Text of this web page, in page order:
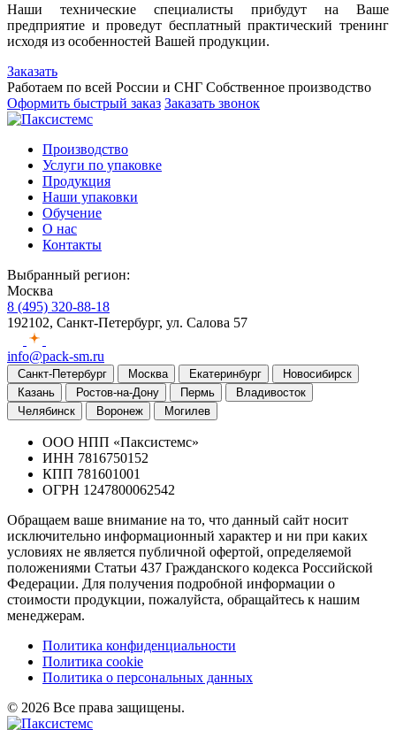
Наши технические специалисты прибудут на Ваше
предприятие и проведут бесплатный практический тренинг
исходя из особенностей Вашей продукции.
Заказать
Работаем по всей России и СНГ Собственное производство
Оформить быстрый заказ Заказать звонок
Производство
Услуги по упаковке
Продукция
Наши упаковки
Обучение
О нас
Контакты
Выбранный регион:
Москва
8 (495) 320-88-18
192102, Санкт-Петербург, ул. Салова 57
info@pack-sm.ru
Санкт-Петербург Москва Екатеринбург
Новосибирск
Казань
Ростов-на-Дону Пермь
Владивосток
Челябинск
Воронеж Могилев
ООО НПП «Паксистемс»
ИНН 7816750152
КПП 781601001
ОГРН 1247800062542
Обращаем ваше внимание на то, что данный сайт носит
исключительно информационный характер и ни при каких
условиях не является публичной офертой, определяемой
положениями Статьи 437 Гражданского кодекса Российской
Федерации. Для получения подробной информации о
стоимости продукции, пожалуйста, обращайтесь к нашим
менеджерам.
Политика конфиденциальности
Политика cookie
Политика о персональных данных
© 2026 Все права защищены.